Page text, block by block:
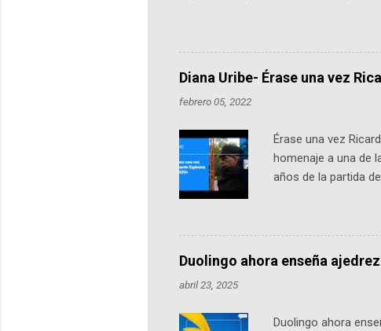
emprendedores y estudiantes. Qué
más de 60 ciudades, donde
datos orbitales. En Bogotá, arranca
Diana Uribe- Érase una vez
febrero 05, 2022
Érase una vez
homenaje a una de
años de la partida
podcast, de dónde
nuestro
Notas del
pueden consultar
Duolingo ahora enseña ajedrez
abril 23, 2025
Duolingo ahora